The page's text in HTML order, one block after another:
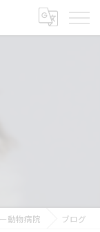
動物病院 ブログ